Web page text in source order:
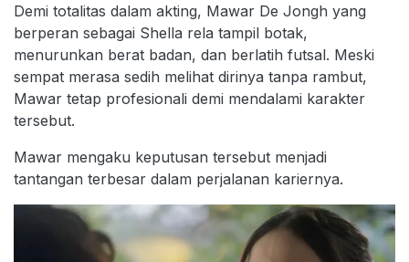
Demi totalitas dalam akting, Mawar De Jongh yang
berperan sebagai Shella rela tampil botak,
menurunkan berat badan, dan berlatih futsal. Meski
sempat merasa sedih melihat dirinya tanpa rambut,
Mawar tetap profesionali demi mendalami karakter
tersebut.
Mawar mengaku keputusan tersebut menjadi
tantangan terbesar dalam perjalanan kariernya.